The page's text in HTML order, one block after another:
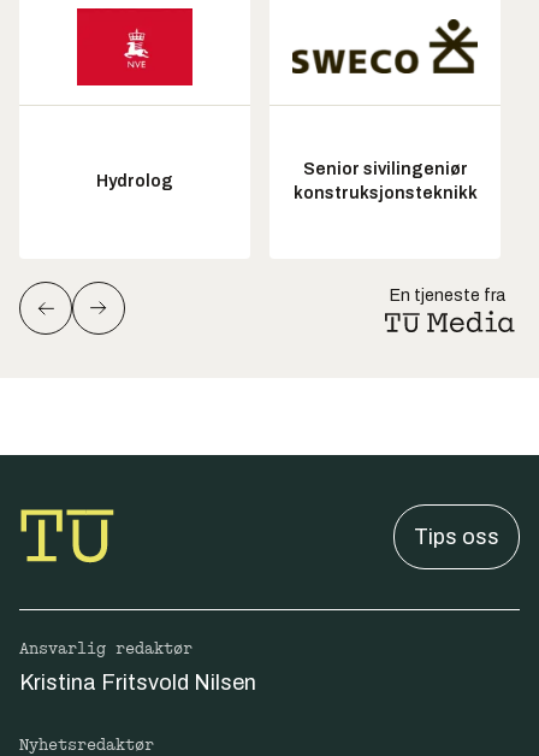
Hydrolog
Senior sivilingeniør
konstruksjonsteknikk
En tjeneste fra
Tips oss
Ansvarlig redaktør
Kristina Fritsvold Nilsen
Nyhetsredaktør